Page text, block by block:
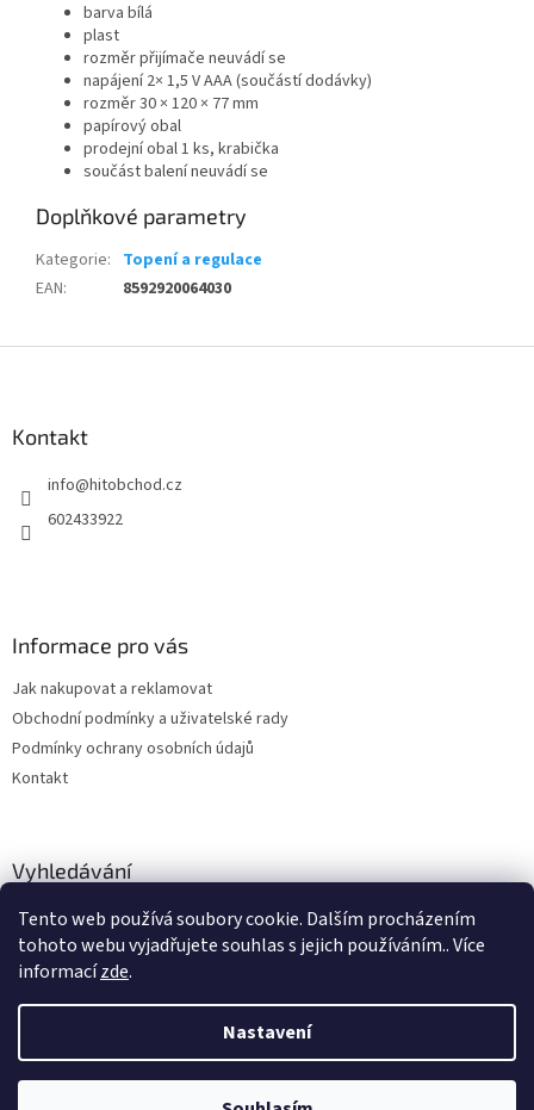
Tento web používá soubory cookie. Dalším procházením
tohoto webu vyjadřujete souhlas s jejich používáním.. Více
informacízde.
Nastavení
barva bílá
plast
rozměr přijímače neuvádí se
napájení 2× 1,5 V AAA (součástí dodávky)
rozměr 30 × 120 × 77 mm
papírový obal
prodejní obal 1 ks, krabička
součást balení neuvádí se
Doplňkové parametry
Kategorie: Topení a regulace
EAN: 8592920064030
Kontakt
info@hitobchod.cz
602433922
Informace pro vás
Jak nakupovat a reklamovat
Obchodní podmínky a uživatelské rady
Podmínky ochrany osobních údajů
Kontakt
Vyhledávání
HLEDAT
Vytvořil Shoptet